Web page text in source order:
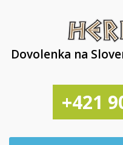
Dovolenka na
+421